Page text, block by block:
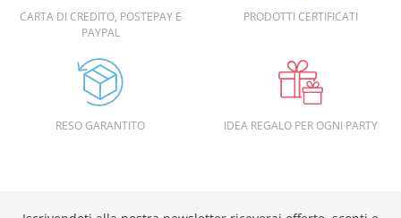
CARTA DI CREDITO, POSTEPAY E
PAYPAL
PRODOTTI CERTIFICATI
RESO GARANTITO IDEA REGALO PER OGNI PARTY